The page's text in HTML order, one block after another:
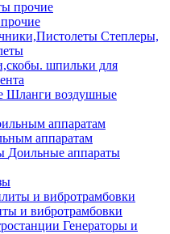
Степлеры,
шпильки для
Шланги воздушные
аппаратам
Доильные аппараты
и вибротрамбовки
Генераторы и